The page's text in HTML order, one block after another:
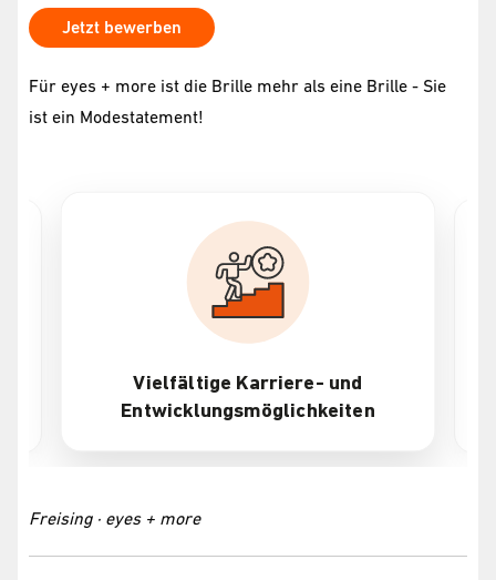
Jetzt bewerben
Für eyes + more ist die Brille mehr als eine Brille - Sie
ist ein Modestatement!
Vielfältige Karriere- und
Entwicklungsmöglichkeiten
Freising · eyes + more